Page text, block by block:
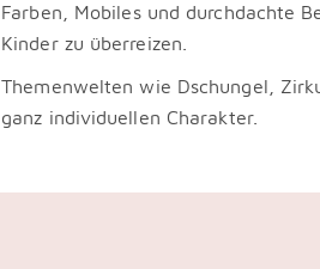
Farben, Mobiles und durchdachte
Kinder zu überreizen.
Themenwelten wie Dschungel,
ganz individuellen Charakter.